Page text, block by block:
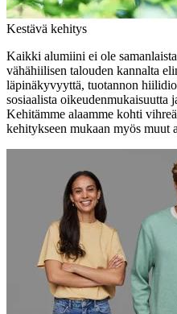
Kestävä kehitys
Kaikki alumiini ei ole
vähähiilisen talouden kannalta
läpinäkyvyyttä, tuotannon
sosiaalista oikeudenmukaisuutta
Kehitämme alaamme kohti
kehitykseen mukaan myös muut